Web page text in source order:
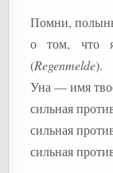
Помни,
о том, что
(Regenmelde).
Уна — имя
сильная
сильная
сильная